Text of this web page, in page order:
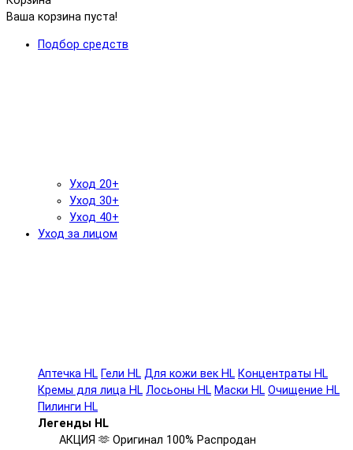
Ваша корзина пуста!
Подбор средств
Уход 20+
Уход 30+
Уход 40+
Уход за лицом
Аптечка HL Гели HL Для кожи век HL Концентраты HL
Кремы для лица HL Лосьоны HL Маски HL Очищение HL
Пилинги HL
Легенды HL
АКЦИЯ 🫶 Оригинал 100% Распродан